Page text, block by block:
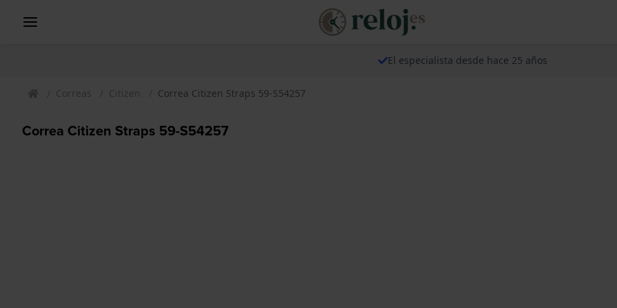
El especialista desde hace 25 años
Correas Citizen Correa Citizen Straps 59-S54257
Correa Citizen Straps 59-S54257